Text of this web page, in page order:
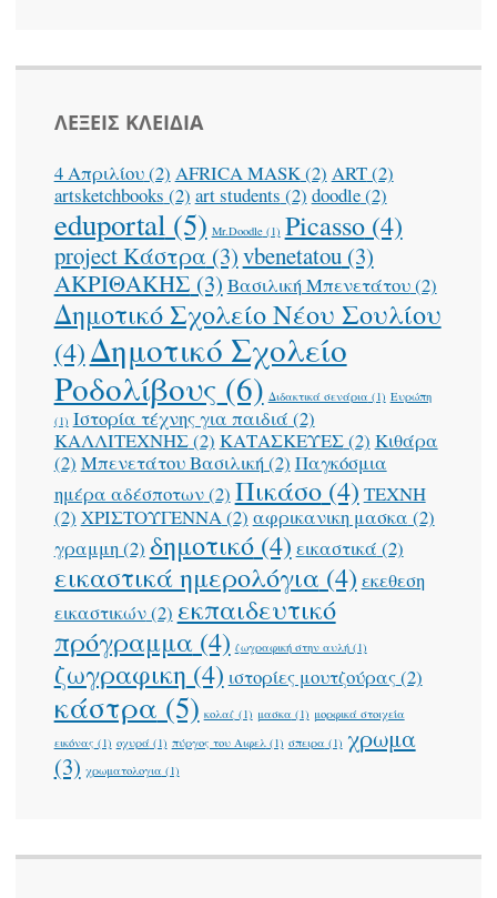
ΛΕΞΕΙΣ ΚΛΕΙΔΙΑ
4 Απριλίου(2) AFRICA MASK(2) ART(2)
artsketchbooks (2) art students (2) doodle(2)
eduportal(5) Mr.Doodle(1) Picasso(4)
project Κάστρα(3)vbenetatou(3)
ΑΚΡΙΘΑΚΗΣ (3) Βασιλική Μπενετάτου(2)
Δημοτικό Σχολείο Νέου Σουλίου
(4)Δημοτικό Σχολείο
Ροδολίβους (6) Διδακτικά σενάρια(1) Ευρώπη
(1) Ιστορία τέχνης για παιδιά (2)
ΚΑΛΛΙΤΕΧΝΗΣ(2) ΚΑΤΑΣΚΕΥΕΣ(2) Κιθάρα
(2) Μπενετάτου Βασιλική(2) Παγκόσμια
ημέρα αδέσποτων(2) Πικάσο(4) ΤΕΧΝΗ
(2) ΧΡΙΣΤΟΥΓΕΝΝΑ(2) αφρικανικη μασκα (2)
γραμμη(2) δημοτικό(4) εικαστικά (2)
εικαστικά ημερολόγια (4) εκεθεση
εικαστικών(2) εκπαιδευτικό
πρόγραμμα (4) ζωγραφική στην αυλή(1)
ζωγραφικη (4) ιστορίες μουτζούρας(2)
κάστρα (5) κολαζ (1) μασκα(1) μορφικά στοιχεία
εικόνας (1) οχυρά(1) πύργος του Αιφελ(1) σπειρα(1) χρωμα
(3) χρωματολογια(1)